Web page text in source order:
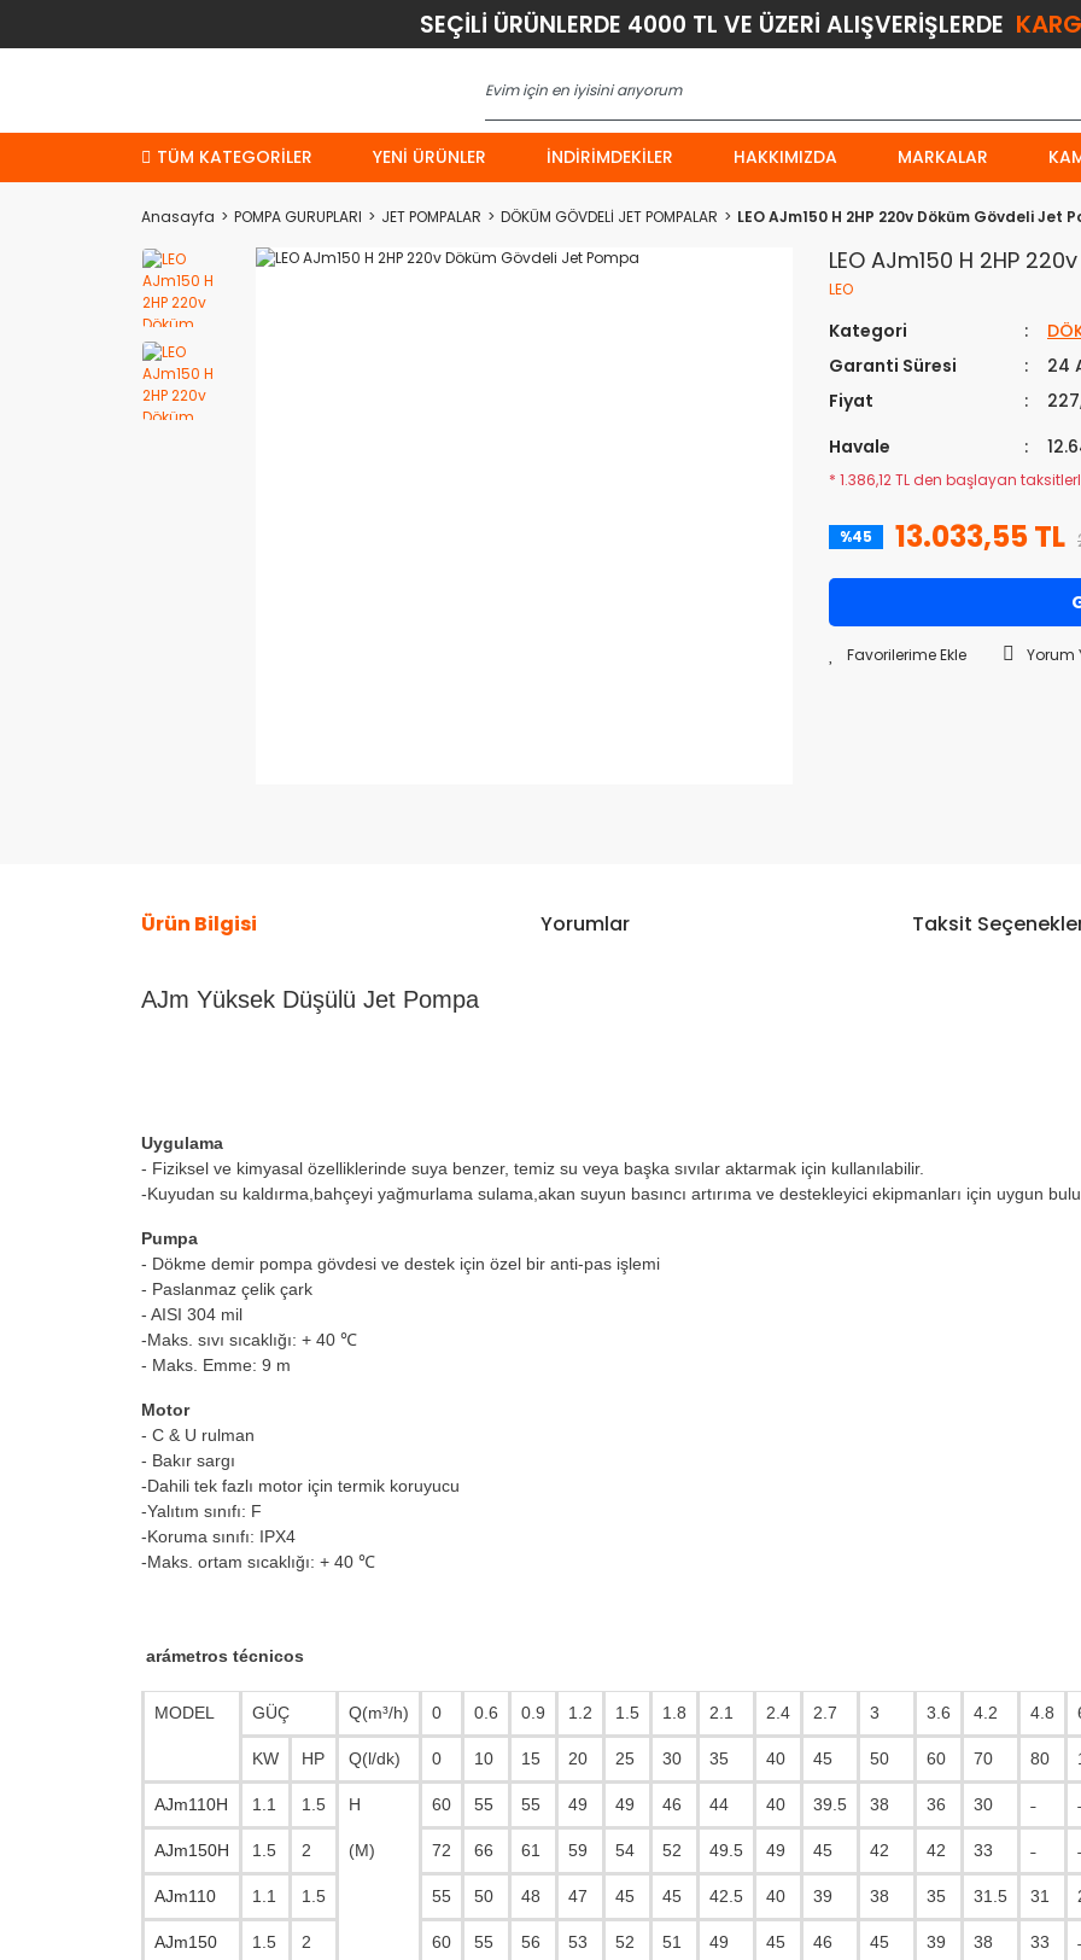
SEÇİLİ ÜRÜNLERDE 4000 TL VE ÜZERİ ALIŞVERİŞLERDE
TÜM KATEGORİLER YENI ÜRÜNLER İNDIRIMDEKILER HAKKIMIZDA MARKALAR
Anasayfa POMPA GURUPLARI JET POMPALAR DÖKÜM GÖVDELİ JET POMPALAR LEO AJm150 H 2HP 220v Döküm Gövdeli Jet
LEO AJm150 H 2HP
LEO
Kategori
Garanti Süresi
24
Fiyat
Havale
* 1.386,12 TL den başlayan
%45 13.033,55 TL
Yorum
Ürün Bilgisi Yorumlar Taksit
AJm Yüksek Düşülü Jet Pompa
Uygulama
- Fiziksel ve kimyasal özelliklerinde suya benzer, temiz su veya başka sıvılar aktarmak için kullanılabilir.
-Kuyudan su kaldırma,bahçeyi yağmurlama sulama,akan suyun basıncı artırıma ve destekleyici ekipmanları için uygun
Pumpa
- Dökme demir pompa gövdesi ve destek için özel bir anti-pas işlemi
- Paslanmaz çelik çark
- AISI 304 mil
-Maks. sıvı sıcaklığı: + 40 ℃
- Maks. Emme: 9 m
Motor
- C & U rulman
- Bakır sargı
-Dahili tek fazlı motor için termik koruyucu
-Yalıtım sınıfı: F
-Koruma sınıfı: IPX4
-Maks. ortam sıcaklığı: + 40 ℃
arámetros técnicos
MODEL GÜÇ Q(m³/h) 0 0.6 0.9 1.2 1.5 1.8 2.1 2.4 2.7 3 3.6 4.2 4.8
KW HP Q(l/dk) 0 10 15 20 25 30 35 40 45 50 60 70 80
AJm110H 1.1 1.5 H
(M)
60 55 55 49 49 46 44 40 39.5 38 36 30 ˗
AJm150H 1.5 2 72 66 61 59 54 52 49.5 49 45 42 42 33 ˗
AJm110 1.1 1.5 55 50 48 47 45 45 42.5 40 39 38 35 31.5 31
AJm150 1.5 2 60 55 56 53 52 51 49 45 46 45 39 38 33